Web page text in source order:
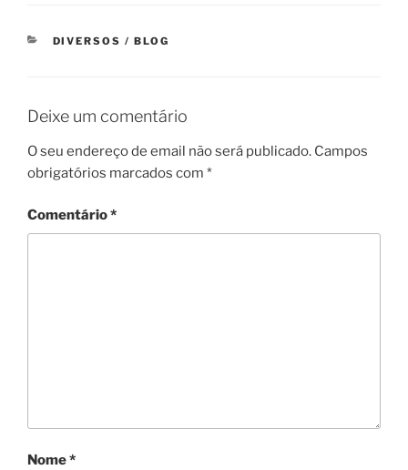
CATEGORIAS
DIVERSOS / BLOG
Deixe um comentário
O seu endereço de email não será publicado. Campos
obrigatórios marcados com *
Comentário*
Nome*